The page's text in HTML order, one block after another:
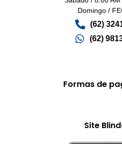
Domingo /
(62)
(62)
Formas de
Site